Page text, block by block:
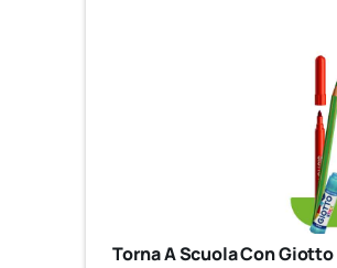
Torna A Scuola Con